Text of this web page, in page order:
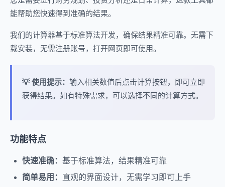
能帮助您快速得到准确的结果。
我们的计算器基于标准算法开发，确保结果精准可靠。无需下
载安装，无需注册账号，打开网页即可使用。
💡 使用提示： 输入相关数值后点击计算按钮，即可立即
获得结果。如有特殊需求，可以选择不同的计算方式。
功能特点
快速准确： 基于标准算法，结果精准可靠
简单易用： 直观的界面设计，无需学习即可上手